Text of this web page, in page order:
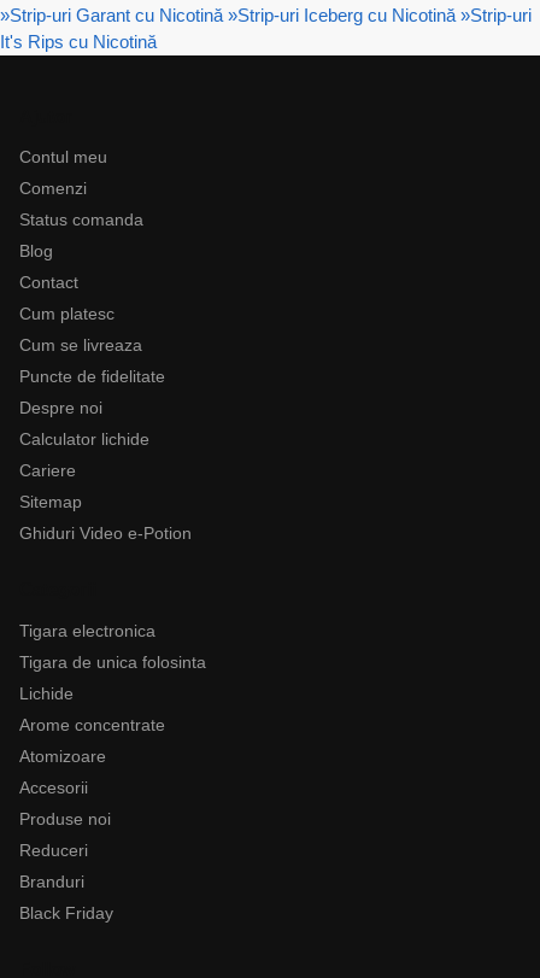
»Strip-uri Garant cu Nicotină »Strip-uri Iceberg cu Nicotină »Strip-uri
It's Rips cu Nicotină
Contul meu
Comenzi
Status comanda
Blog
Contact
Cum platesc
Cum se livreaza
Puncte de fidelitate
Despre noi
Calculator lichide
Cariere
Sitemap
Ghiduri Video e-Potion
Tigara electronica
Tigara de unica folosinta
Lichide
Arome concentrate
Atomizoare
Accesorii
Produse noi
Reduceri
Branduri
Black Friday